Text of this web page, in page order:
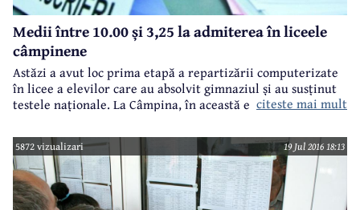
Medii între 10.00 și 3,25 la admiterea în liceele
câmpinene
Astăzi a avut loc prima etapă a repartizării computerizate
în licee a elevilor care au absolvit gimnaziul și au susținut
testele naționale. La Câmpina, în această etapă, din cele
ocupate, iar 31 au rămas libere (toate la Colegiul Tehnic
'Constantin Istrati').
citeste mai mult
5872 vizualizari 19 Jul 2016 18:13